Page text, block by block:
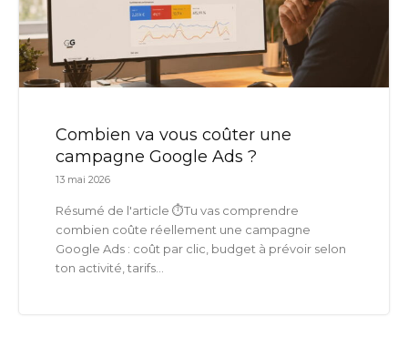
Combien va vous coûter une
campagne Google Ads ?
13 mai 2026
Résumé de l'article ⏱️Tu vas comprendre
combien coûte réellement une campagne
Google Ads : coût par clic, budget à prévoir selon
ton activité, tarifs...